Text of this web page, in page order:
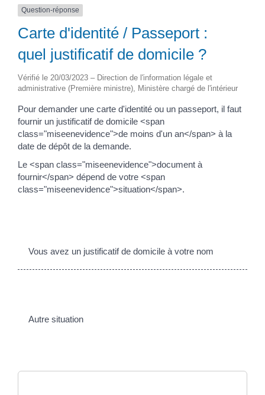
Question-réponse
Carte d'identité / Passeport :
quel justificatif de domicile ?
Vérifié le 20/03/2023 – Direction de l'information légale et
administrative (Première ministre), Ministère chargé de l'intérieur
Pour demander une carte d'identité ou un passeport, il faut
fournir un justificatif de domicile <span
class="miseenevidence">de moins d'un an</span> à la
date de dépôt de la demande.
Le <span class="miseenevidence">document à
fournir</span> dépend de votre <span
class="miseenevidence">situation</span>.
Vous avez un justificatif de domicile à votre nom
Autre situation